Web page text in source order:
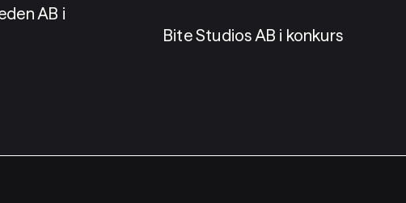
AB i
Bite Studios AB i konkurs